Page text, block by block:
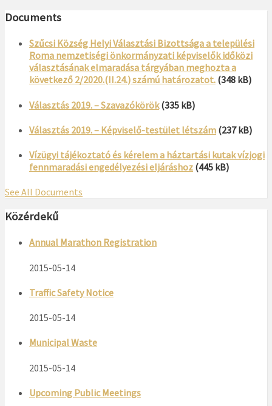
Documents
Szűcsi Község Helyi Választási Bizottsága a települési
Roma nemzetiségi önkormányzati képviselők időközi
választásának elmaradása tárgyában meghozta a
következő 2/2020.(II.24.) számú határozatot. (348 kB)
Választás 2019. – Szavazókörök (335 kB)
Választás 2019. – Képviselő-testület létszám (237 kB)
Vízügyi tájékoztató és kérelem a háztartási kutak vízjogi
fennmaradási engedélyezési eljáráshoz (445 kB)
See All Documents
Közérdekű
Annual Marathon Registration
2015-05-14
Traffic Safety Notice
2015-05-14
Municipal Waste
2015-05-14
Upcoming Public Meetings